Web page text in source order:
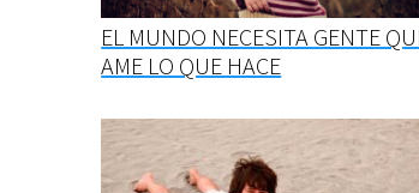
EL MUNDO NECESITA GENTE
AME LO QUE HACE